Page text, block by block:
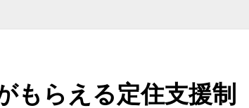
もらえる定住支援制